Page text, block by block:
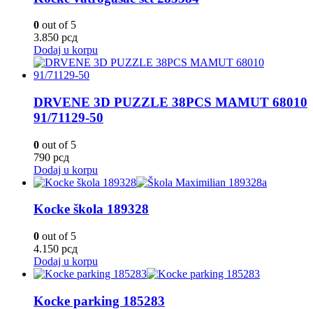
0 out of 5
3.850 рсд
Dodaj u korpu
DRVENE 3D PUZZLE 38PCS MAMUT 68010
91/71129-50
0 out of 5
790 рсд
Dodaj u korpu
Kocke škola 189328
0 out of 5
4.150 рсд
Dodaj u korpu
Kocke parking 185283